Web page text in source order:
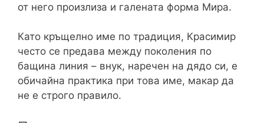
от него произлиза и галената форма Мира.
Като кръщелно име по традиция, Красимир
често се предава между поколения по
бащина линия – внук, наречен на дядо си, е
обичайна практика при това име, макар да
не е строго правило.